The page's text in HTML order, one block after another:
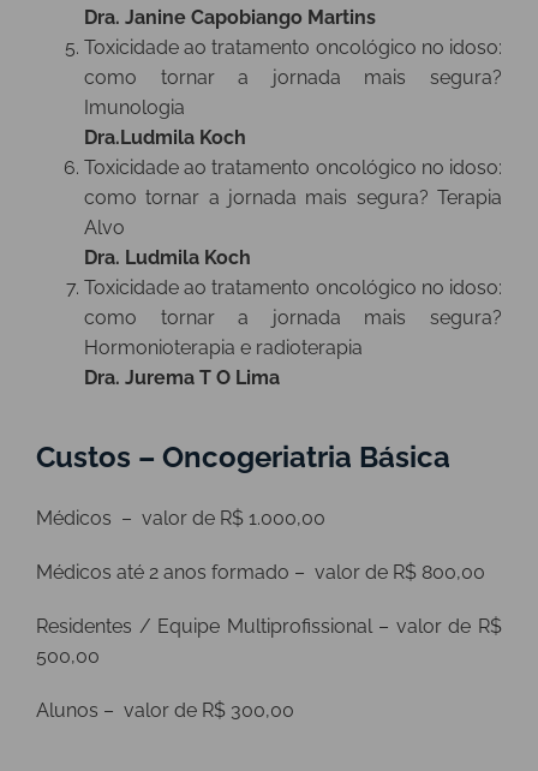
Dra. Janine Capobiango Martins
Toxicidade ao tratamento oncológico no idoso:
como tornar a jornada mais segura?
Imunologia
Dra.Ludmila Koch
Toxicidade ao tratamento oncológico no idoso:
como tornar a jornada mais segura? Terapia
Alvo
Dra. Ludmila Koch
Toxicidade ao tratamento oncológico no idoso:
como tornar a jornada mais segura?
Hormonioterapia e radioterapia
Dra. Jurema T O Lima
Custos – Oncogeriatria Básica
Médicos – valor de R$ 1.000,00
Médicos até 2 anos formado – valor de R$ 800,00
Residentes / Equipe Multiprofissional – valor de R$
500,00
Alunos – valor de R$ 300,00